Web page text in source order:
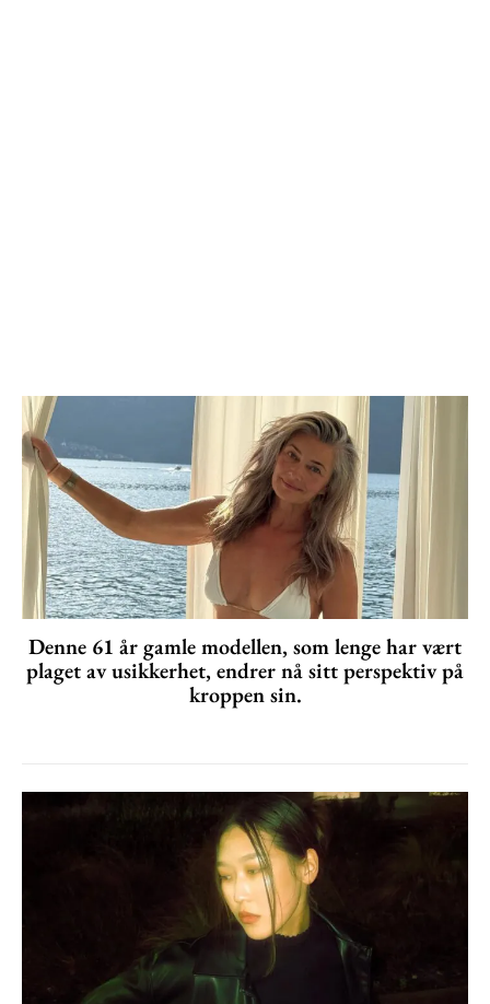
Denne 61 år gamle modellen, som lenge har vært
plaget av usikkerhet, endrer nå sitt perspektiv på
kroppen sin.